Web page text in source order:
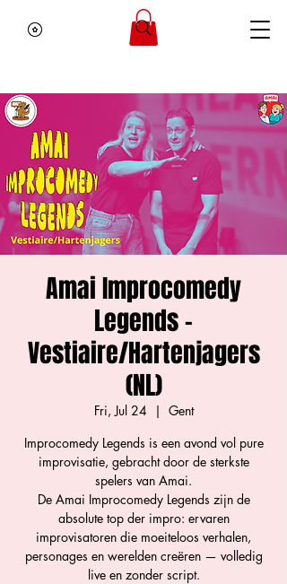
Amai Improcomedy
Legends -
Vestiaire/Hartenjagers
(NL)
Fri, Jul 24
  |
Gent
Improcomedy Legends is een avond vol pure
improvisatie, gebracht door de sterkste
spelers van Amai.
De Amai Improcomedy Legends zijn de
absolute top der impro: ervaren
improvisatoren die moeiteloos verhalen,
personages en werelden creëren — volledig
live en zonder script.